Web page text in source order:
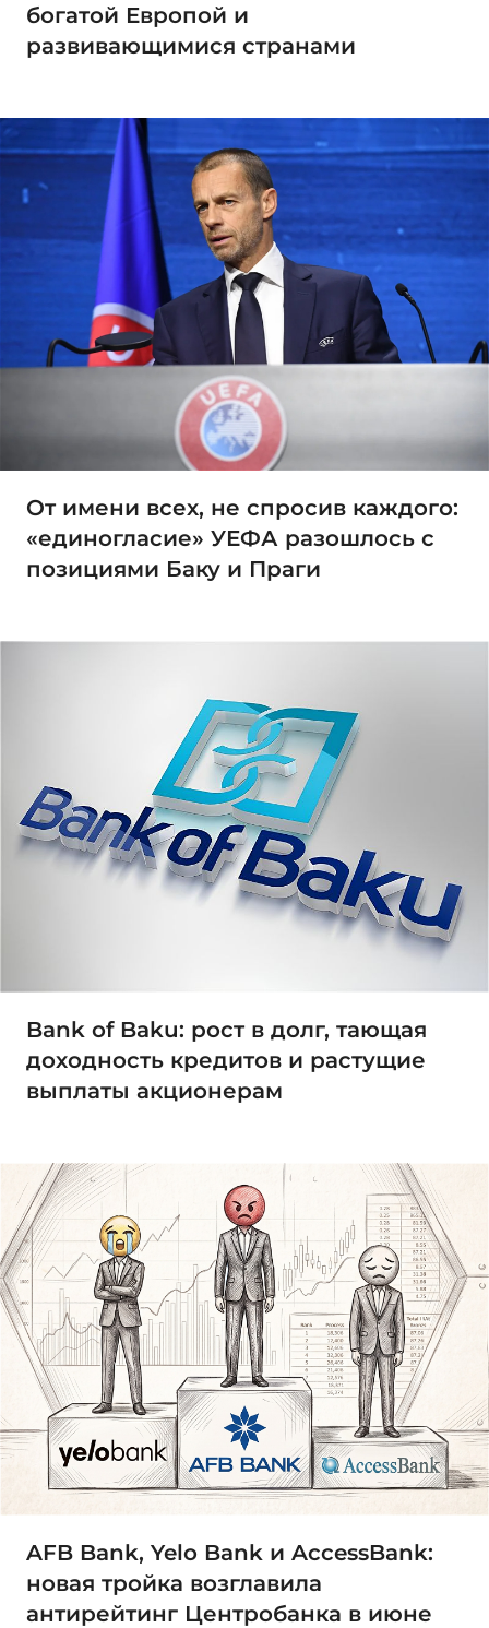
богатой Европой и
развивающимися странами
От имени всех, не спросив каждого:
«единогласие» УЕФА разошлось с
позициями Баку и Праги
Bank of Baku: рост в долг, тающая
доходность кредитов и растущие
выплаты акционерам
AFB Bank, Yelo Bank и AccessBank:
новая тройка возглавила
антирейтинг Центробанка в июне